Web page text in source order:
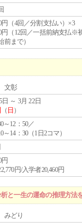
円（4回／分割支払い）×3
円（12回／一括前納支払※
前まで）
文彰
日 ～ 3月 22日
（ 日 ）
～12：50／
～14：30（1日2コマ）
円
円/入学者20,460円
と一生の運命の推理方法
どり